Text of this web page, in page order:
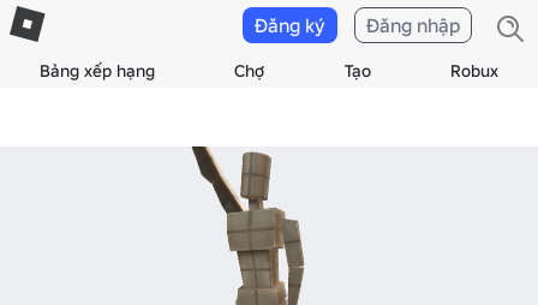
Bảng xếp hạng Chợ Tạo Robux
Đăng ký Đăng nhập